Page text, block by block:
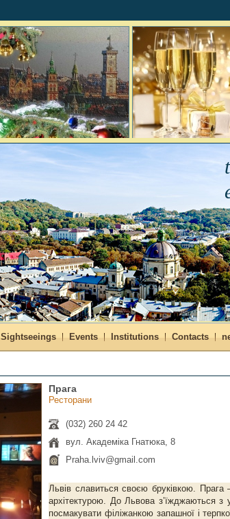
Sightseeings Events Institutions Contacts
Прага
Ресторани
(032) 260 24 42
вул. Академіка Гнатюка, 8
Praha.lviv@gmail.com
Львів славиться своєю бруківкою. Прага
архітектурою. До Львова з’їжджаються з
посмакувати філіжанкою запашної і